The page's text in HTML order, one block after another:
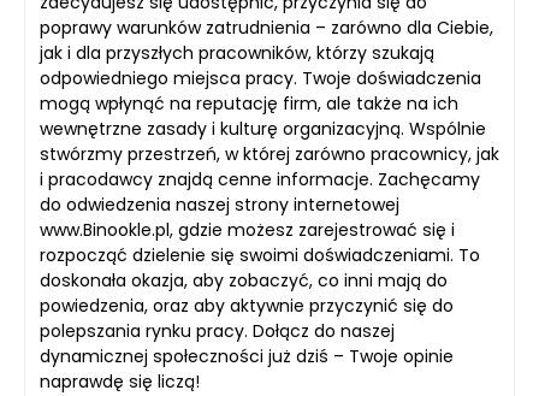
poprawy warunków zatrudnienia – zarówno dla Ciebie,
jak i dla przyszłych pracowników, którzy szukają
odpowiedniego miejsca pracy. Twoje doświadczenia
mogą wpłynąć na reputację firm, ale także na ich
wewnętrzne zasady i kulturę organizacyjną. Wspólnie
stwórzmy przestrzeń, w której zarówno pracownicy, jak
i pracodawcy znajdą cenne informacje. Zachęcamy
do odwiedzenia naszej strony internetowej
www.Binookle.pl, gdzie możesz zarejestrować się i
rozpocząć dzielenie się swoimi doświadczeniami. To
doskonała okazja, aby zobaczyć, co inni mają do
powiedzenia, oraz aby aktywnie przyczynić się do
polepszania rynku pracy. Dołącz do naszej
dynamicznej społeczności już dziś – Twoje opinie
naprawdę się liczą!